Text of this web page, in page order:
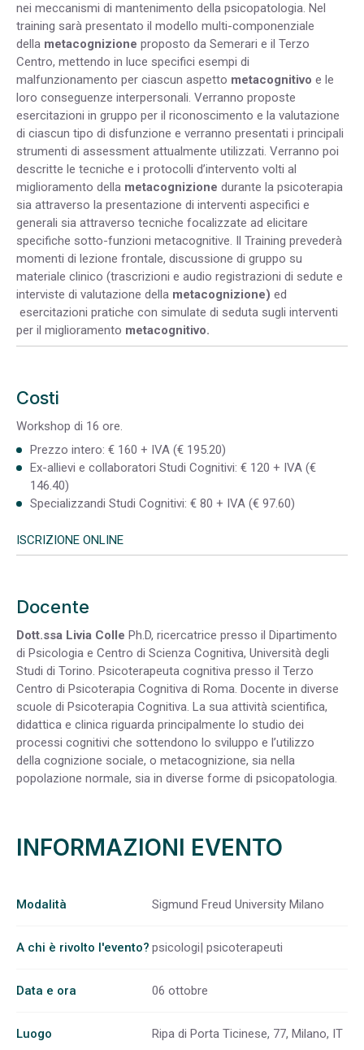
nei meccanismi di mantenimento della psicopatologia. Nel
training sarà presentato il modello multi-componenziale
della metacognizione proposto da Semerari e il Terzo
Centro, mettendo in luce specifici esempi di
malfunzionamento per ciascun aspetto metacognitivo e le
loro conseguenze interpersonali. Verranno proposte
esercitazioni in gruppo per il riconoscimento e la valutazione
di ciascun tipo di disfunzione e verranno presentati i principali
strumenti di assessment attualmente utilizzati. Verranno poi
descritte le tecniche e i protocolli d’intervento volti al
miglioramento della metacognizione durante la psicoterapia
sia attraverso la presentazione di interventi aspecifici e
generali sia attraverso tecniche focalizzate ad elicitare
specifiche sotto-funzioni metacognitive. Il Training prevederà
momenti di lezione frontale, discussione di gruppo su
materiale clinico (trascrizioni e audio registrazioni di sedute e
interviste di valutazione della metacognizione) ed
esercitazioni pratiche con simulate di seduta sugli interventi
per il miglioramento metacognitivo.
Costi
Workshop di 16 ore.
Prezzo intero: € 160 + IVA (€ 195.20)
Ex-allievi e collaboratori Studi Cognitivi: € 120 + IVA (€
146.40)
Specializzandi Studi Cognitivi: € 80 + IVA (€ 97.60)
ISCRIZIONE ONLINE
Docente
Dott.ssa Livia Colle Ph.D, ricercatrice presso il Dipartimento
di Psicologia e Centro di Scienza Cognitiva, Università degli
Studi di Torino. Psicoterapeuta cognitiva presso il Terzo
Centro di Psicoterapia Cognitiva di Roma. Docente in diverse
scuole di Psicoterapia Cognitiva. La sua attività scientifica,
didattica e clinica riguarda principalmente lo studio dei
processi cognitivi che sottendono lo sviluppo e l’utilizzo
della cognizione sociale, o metacognizione, sia nella
popolazione normale, sia in diverse forme di psicopatologia.
INFORMAZIONI EVENTO
Modalità Sigmund Freud University Milano
A chi è rivolto l'evento? psicologi| psicoterapeuti
Data e ora 06 ottobre
Luogo Ripa di Porta Ticinese, 77, Milano, IT